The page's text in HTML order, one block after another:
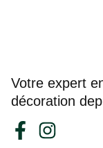
Votre expert
décoration